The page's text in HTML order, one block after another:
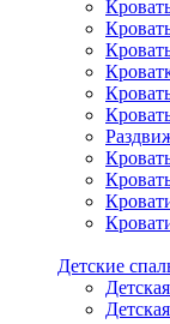
Детские